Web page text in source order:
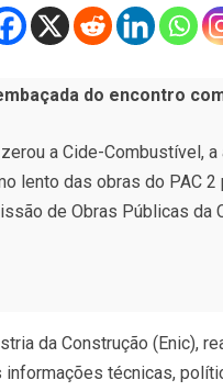
do encontro
a Cide-Combustível,
lento das obras do PAC
de Obras Públicas da
da Construção (Enic),
informações técnicas,